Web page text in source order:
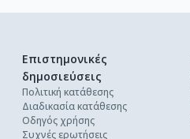
Επιστημονικές
δημοσιεύσεις
Πολιτική κατάθεσης
Διαδικασία κατάθεσης
Οδηγός χρήσης
Συχνές ερωτήσεις